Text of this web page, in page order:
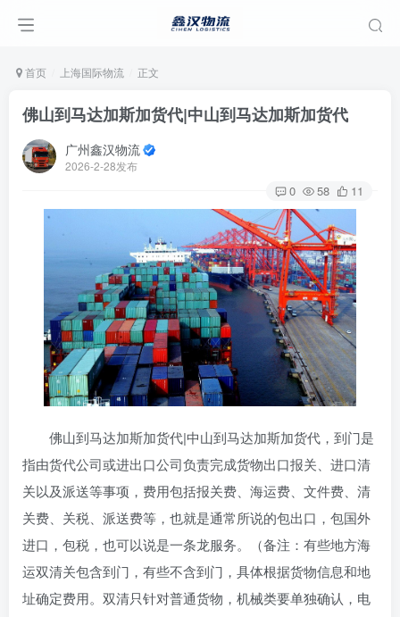
首页 上海国际物流 正文
佛山到马达加斯加货代|中山到马达加斯加货代
广州鑫汉物流
2026-2-28发布
0 58 11
佛山到马达加斯加货代|中山到马达加斯加货代，到门是
指由货代公司或进出口公司负责完成货物出口报关、进口清
关以及派送等事项，费用包括报关费、海运费、文件费、清
关费、关税、派送费等，也就是通常所说的包出口，包国外
进口，包税，也可以说是一条龙服务。（备注：有些地方海
运双清关包含到门，有些不含到门，具体根据货物信息和地
址确定费用。双清只针对普通货物，机械类要单独确认，电